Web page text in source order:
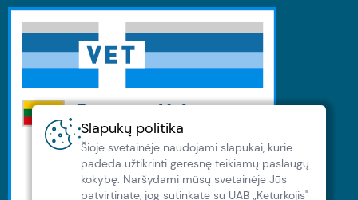
Slapukų politika
Šioje svetainėje naudojami slapukai, kurie
padeda užtikrinti geresnę teikiamų paslaugų
kokybę. Naršydami müsų svetainėje Jūs
patvirtinate, jog sutinkate su UAB „Keturkojis"